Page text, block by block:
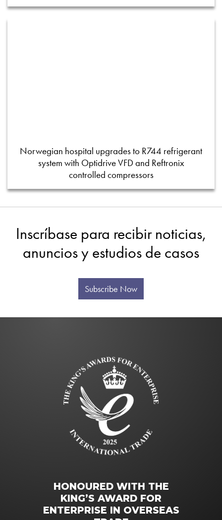
Norwegian hospital upgrades to R744 refrigerant
system with Optidrive VFD and Reftronix
controlled compressors
Inscríbase para recibir noticias,
anuncios y estudios de casos
Subscribe Now
HONOURED WITH THE
KING’S AWARD FOR
ENTERPRISE IN OVERSEAS